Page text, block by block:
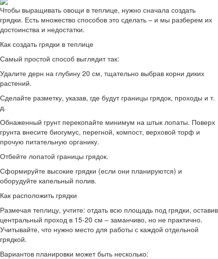
Чтобы выращивать овощи в теплице, нужно сначала создать
грядки. Есть множество способов это сделать – и мы разберем их
достоинства и недостатки.
Как создать грядки в теплице
Самый простой способ выглядит так:
Удалите дерн на глубину 20 см, тщательно выбрав корни диких
растений.
Сделайте разметку, указав, где будут границы грядок, проходы и т.
д.
Обнаженный грунт перекопайте минимум на штык лопаты. Поверх
грунта внесите биогумус, перегной, компост, верховой торф и
прочую питательную органику.
Отбейте лопатой границы грядок.
Сформируйте высокие грядки (если они планируются) и
оборудуйте капельный полив.
Как расположить грядки
Размечая теплицу, учтите: отдать всю площадь под грядки, оставив
центральный проход в 15-20 см – заманчиво, но не практично.
Учитывайте, что нужно место для работы с каждой отдельной
грядкой.
Вариантов планировки может быть несколько: